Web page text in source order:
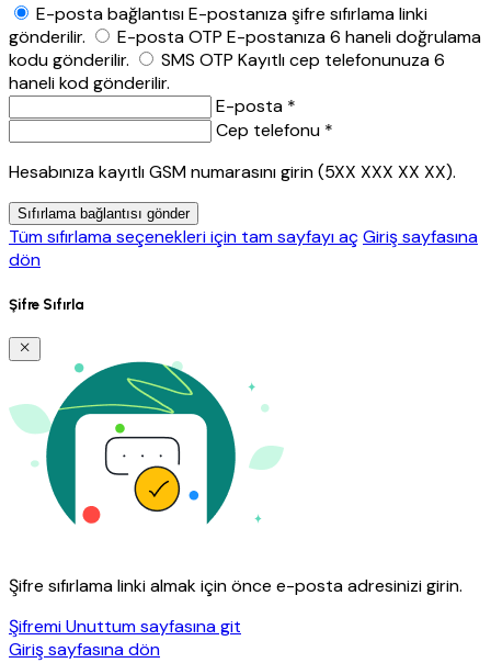
E-posta bağlantısıE-postanıza şifre sıfırlama linki
gönderilir.
E-posta OTP E-postanıza 6 haneli doğrulama
kodu gönderilir.
SMS OTP Kayıtlı cep telefonunuza 6
haneli kod gönderilir.
E-posta *
Cep telefonu *
Hesabınıza kayıtlı GSM numarasını girin (5XX XXX XX XX).
Sıfırlama bağlantısı gönder
Tüm sıfırlama seçenekleri için tam sayfayı açGiriş sayfasına
dön
Şifre Sıfırla
Şifre sıfırlama linki almak için önce e-posta adresinizi girin.
Şifremi Unuttum sayfasına git
Giriş sayfasına dön